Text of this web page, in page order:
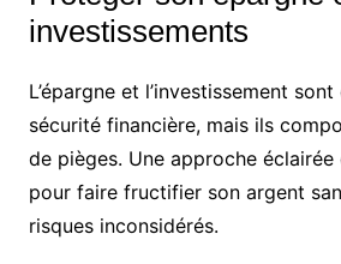
investissements
L’épargne et l’investissement
sécurité financière, mais ils
de pièges. Une approche éclairée
pour faire fructifier son argent
risques inconsidérés.